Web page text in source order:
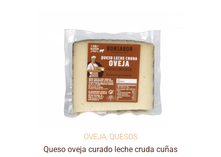
OVEJA, QUESOS
Queso oveja curado leche cruda cuñas